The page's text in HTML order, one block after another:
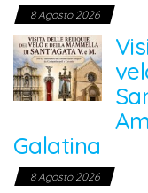
8 Agosto 2026
Galatina
8 Agosto 2026